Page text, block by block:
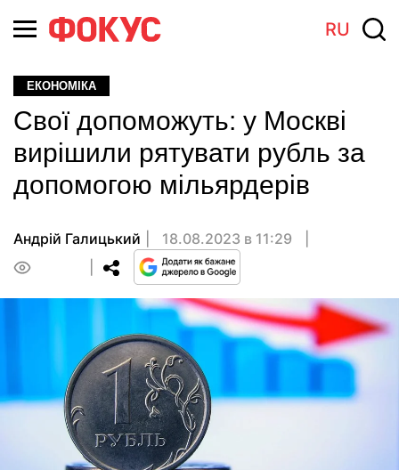
RU
ЕКОНОМІКА
Свої допоможуть: у Москві
вирішили рятувати рубль за
допомогою мільярдерів
Андрiй Галицький
18.08.2023 в 11:29